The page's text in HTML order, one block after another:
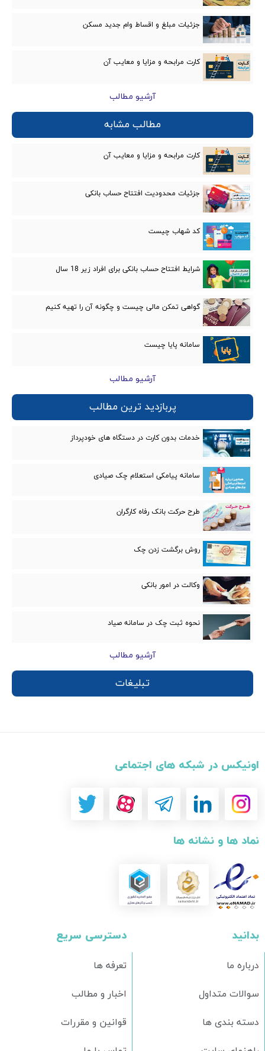
جزئیات مبلغ و اقساط وام جدید مسکن
کارت مرابحه و مزایا و معایب‌ آن
آرشیو مطالب
مطالب مشابه
کارت مرابحه و مزایا و معایب‌ آن
جزئیات محدودیت افتتاح حساب بانکی
کد شهاب چیست
شرایط افتتاح حساب بانکی برای افراد زیر 18 سال
گواهی تمکن مالی چیست و چگونه آن را تهیه کنیم
سامانه پایا چیست
آرشیو مطالب
پربازدید ترین مطالب
خدمات بدون کارت در دستگاه های خودپرداز
سامانه پیامکی استعلام چک صیادی
طرح حرکت بانک رفاه کارگران
روش برگشت زدن چک
وکالت در امور بانكی
نحوه ثبت چک در سامانه صیاد
آرشیو مطالب
تبلیغات
اونیکس در شبکه های اجتماعی
نماد ها و نشانه ها
دسترسی سریع
تعرفه ها
اخبار و مطالب
قوانین و مقررات
بدانید
درباره ما
سوالات متداول
دسته بندی ها